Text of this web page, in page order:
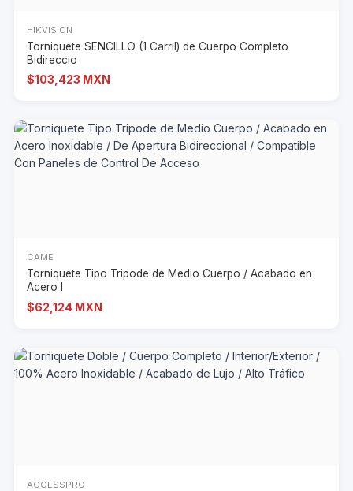
HIKVISION
Torniquete SENCILLO (1 Carril) de Cuerpo Completo
Bidireccio
$103,423 MXN
CAME
Torniquete Tipo Tripode de Medio Cuerpo / Acabado en
Acero I
$62,124 MXN
ACCESSPRO